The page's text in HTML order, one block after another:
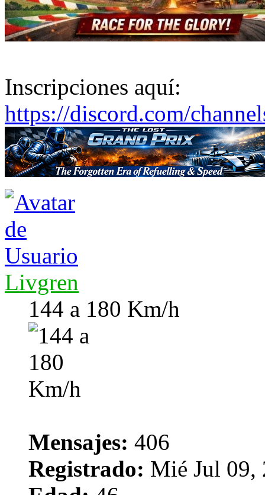
Inscripciones aquí:
https://discord.com/
Livgren
144 a 180 Km/h
Mensajes: 406
Registrado: Mié Jul 09,